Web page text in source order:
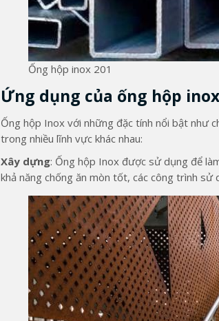
Ống hộp inox 201
Ứng dụng của ống hộp
Ống hộp Inox với những đặc tính nổi bật như
trong nhiều lĩnh vực khác nhau:
Xây dựng: Ống hộp Inox được sử dụng để
khả năng chống ăn mòn tốt, các công trình